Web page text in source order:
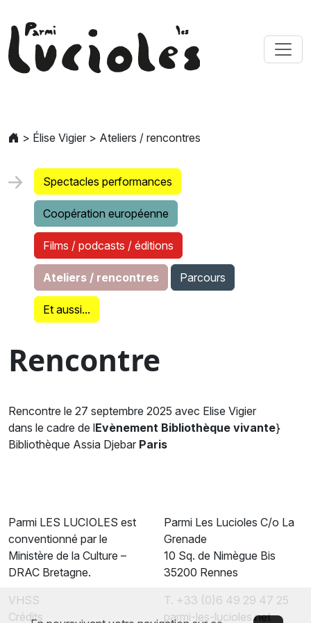
> Élise Vigier > Ateliers / rencontres
Spectacles performances
Coopération européenne
Films / podcasts / éditions
Ateliers / rencontres Parcours
Et aussi...
Rencontre
Rencontre le 27 septembre 2025 avec Elise Vigier
dans le cadre de lEvènement Bibliothèque vivante}
Bibliothèque Assia Djebar Paris
Parmi LES LUCIOLES est
conventionné par le
Ministère de la Culture –
DRAC Bretagne.
VHSS
Crédits
Parmi Les Lucioles C/o La
Grenade
10 Sq. de Nimègue Bis
35200 Rennes
T. +33 (0)6 49 29 47 25
parmi-les-lucioles.net